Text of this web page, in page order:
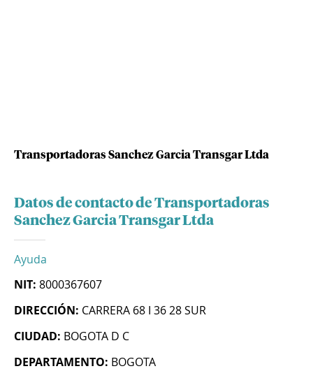
Transportadoras Sanchez Garcia Transgar Ltda
Datos de contacto de Transportadoras
Sanchez Garcia Transgar Ltda
Ayuda
NIT: 8000367607
DIRECCIÓN: CARRERA 68 I 36 28 SUR
CIUDAD: BOGOTA D C
DEPARTAMENTO: BOGOTA